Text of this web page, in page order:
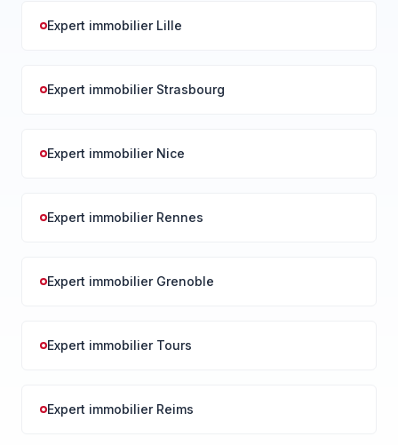
Expert immobilier Lille
Expert immobilier Strasbourg
Expert immobilier Nice
Expert immobilier Rennes
Expert immobilier Grenoble
Expert immobilier Tours
Expert immobilier Reims